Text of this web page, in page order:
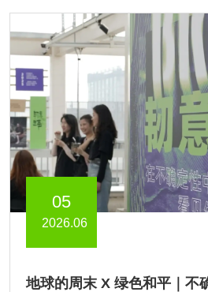
05
2026.06
地球的周末 X 绿色和平｜不